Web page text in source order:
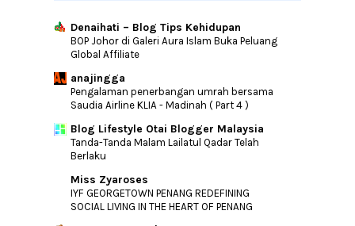
Denaihati – Blog Tips Kehidupan
BOP Johor di Galeri Aura Islam Buka Peluang
Global Affiliate
anajingga
Pengalaman penerbangan umrah bersama
Saudia Airline KLIA - Madinah ( Part 4 )
Blog Lifestyle Otai Blogger Malaysia
Tanda-Tanda Malam Lailatul Qadar Telah
Berlaku
Miss Zyaroses
IYF GEORGETOWN PENANG REDEFINING
SOCIAL LIVING IN THE HEART OF PENANG